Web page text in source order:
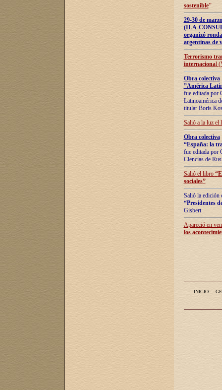
sostenible"
29-30 de
(ILA-
organizó
argentinas de
Terrorismo
internacional
Obra colectiva
”América
fue editada por
Latinoamérica
titular Boris
Salió a la luz el
Obra colectiva
“España: la
fue editada por
Ciencias de
Salió el libro “
sociales”
Salió la edición
“Presidentes
Gisbert
Apareció en
los
INICIO